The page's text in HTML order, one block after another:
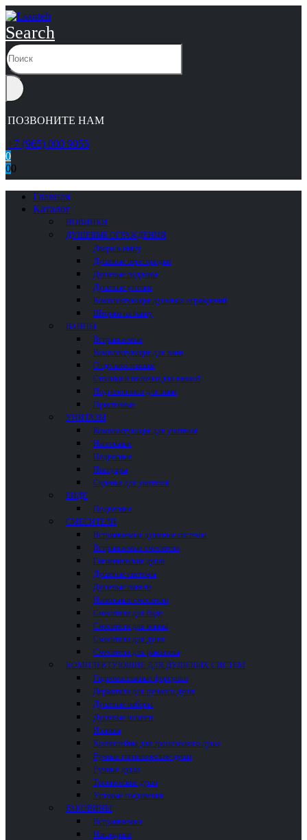
Search
ПОЗВОНИТЕ НАМ
+7 (965) 000 9055
0
00
Главная
Каталог
НОВИНКИ
ДУШЕВЫЕ ОГРАЖДЕНИЯ
Двери в нишу
Душевые перегородки
Душевые поддоны
Душевые уголки
Комплектующие душевых ограждений
Шторки на ванну
ВАННЫ
Встраиваемые
Комплектующие для ванн
Отдельностоящие
Столики и полочки для ванной
Подголовники для ванн
Пристенные
УНИТАЗЫ
Комплектующие для унитазов
Напольные
Подвесные
Писсуары
Сиденья для унитазов
БИДЕ
Подвесные
СМЕСИТЕЛИ
Встраиваемые душевые системы
Встраиваемые смесители
Гигиенические души
Душевые системы
Душевые панели
Напольные смесители
Смесители для биде
Смесители для ванны
Смесители для душа
Смесители для раковины
КОМПЛЕКТУЮЩИЕ ДЛЯ ДУШЕВЫХ СИСТЕМ
Гидромассажные форсунки
Держатели для ручного душа
Душевые наборы
Душевые шланги
Изливы
Кронштейны для тропического душа
Ручные гигиенические души
Ручные души
Тропические души
Угловые соединения
РАКОВИНЫ
Встраиваемые
Накладные